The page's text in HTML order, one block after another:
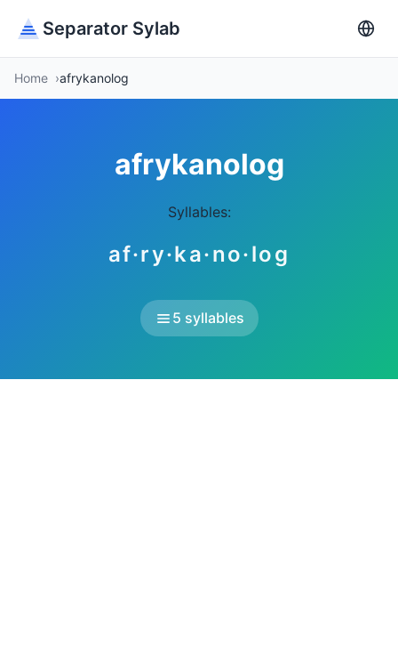
Separator Sylab
Home afrykanolog
afrykanolog
Syllables:
af·ry·ka·no·log
5 syllables